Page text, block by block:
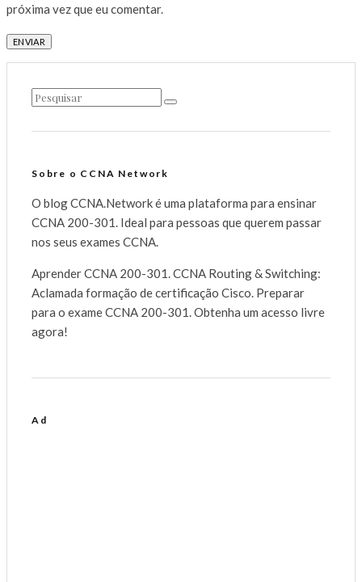
próxima vez que eu comentar.
Sobre o CCNA Network
O blog CCNA.Network é uma plataforma para ensinar
CCNA 200-301. Ideal para pessoas que querem passar
nos seus exames CCNA.
Aprender CCNA 200-301. CCNA Routing & Switching:
Aclamada formação de certificação Cisco. Preparar
para o exame CCNA 200-301. Obtenha um acesso livre
agora!
Ad